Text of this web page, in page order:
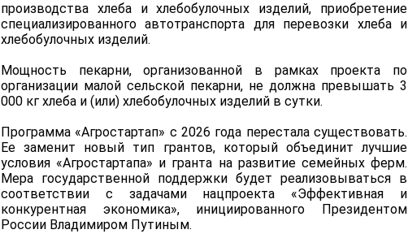
производства хлеба и хлебобулочных изделий, приобретение
специализированного автотранспорта для перевозки хлеба и
хлебобулочных изделий.
Мощность пекарни, организованной в рамках проекта по
организации малой сельской пекарни, не должна превышать 3
000 кг хлеба и (или) хлебобулочных изделий в сутки.
Программа «Агростартап» с 2026 года перестала существовать.
Ее заменит новый тип грантов, который объединит лучшие
условия «Агростартапа» и гранта на развитие семейных ферм.
Мера государственной поддержки будет реализовываться в
соответствии с задачами нацпроекта «Эффективная и
конкурентная экономика», инициированного Президентом
России Владимиром Путиным.